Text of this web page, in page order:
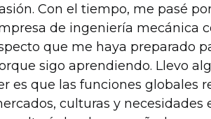
Con el tiempo, me pasé
de ingeniería mecánica
que me haya preparado
sigo aprendiendo. Llevo
es que las funciones globales
culturas y